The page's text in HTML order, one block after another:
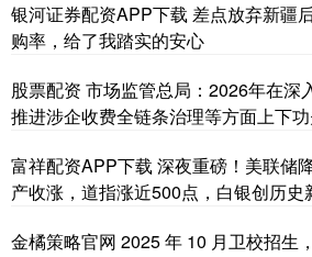
银河证券配资APP下载 差点放弃新疆
购率，给了我踏实的安心
股票配资 市场监管总局：2026年在深
推进涉企收费全链条治理等方面上下
富祥配资APP下载 深夜重磅！美联储
产收涨，道指涨近500点，白银创历史
金橘策略官网 2025 年 10 月卫校招生